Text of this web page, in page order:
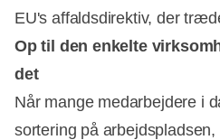
EU's affaldsdirektiv, der
Op til den enkelte
det
Når mange medarbejdere i
sortering på